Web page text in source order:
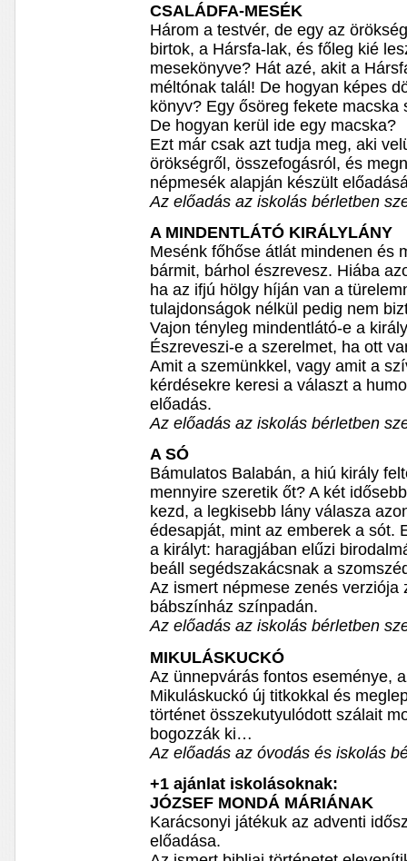
CSALÁDFA-MESÉK
Három a testvér, de egy az
birtok, a Hársfa-lak, és főleg kié
mesekönyve? Hát azé, akit a
méltónak talál! De hogyan képes
könyv? Egy ősöreg fekete
De hogyan kerül ide egy macska?
Ezt már csak azt tudja meg, aki
örökségről, összefogásról, és
népmesék alapján készült
Az előadás az iskolás bérletben
A MINDENTLÁTÓ KIRÁLYLÁNY
Mesénk főhőse átlát mindenen és
bármit, bárhol észrevesz. Hiába
ha az ifjú hölgy híján van a
tulajdonságok nélkül pedig nem
Vajon tényleg mindentlátó-e a
Észreveszi-e a szerelmet, ha ott
Amit a szemünkkel, vagy amit a
kérdésekre keresi a választ a
előadás.
Az előadás az iskolás bérletben
A SÓ
Bámulatos Balabán, a hiú király
mennyire szeretik őt? A két
kezd, a legkisebb lány válasza
édesapját, mint az emberek a sót.
a királyt: haragjában elűzi
beáll segédszakácsnak a
Az ismert népmese zenés
bábszínház színpadán.
Az előadás az iskolás bérletben
MIKULÁSKUCKÓ
Az ünnepvárás fontos eseménye,
Mikuláskuckó új titkokkal és
történet összekutyulódott szálait
bogozzák ki…
Az előadás az óvodás és iskolás
+1 ajánlat iskolásoknak:
JÓZSEF MONDÁ MÁRIÁNAK
Karácsonyi játékuk az adventi
előadása.